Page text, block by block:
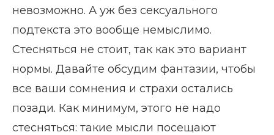
невозможно. А уж без сексуального
подтекста это вообще немыслимо.
Стесняться не стоит, так как это вариант
нормы. Давайте обсудим фантазии, чтобы
все ваши сомнения и страхи остались
позади. Как минимум, этого не надо
стесняться: такие мысли посещают